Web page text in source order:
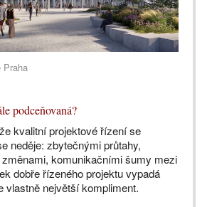
Praha
podceňovaná?
kvalitní projektové řízení se
neděje: zbytečnými průtahy,
komunikačními šumy mezi
dobře řízeného projektu vypadá
vlastně největší kompliment.